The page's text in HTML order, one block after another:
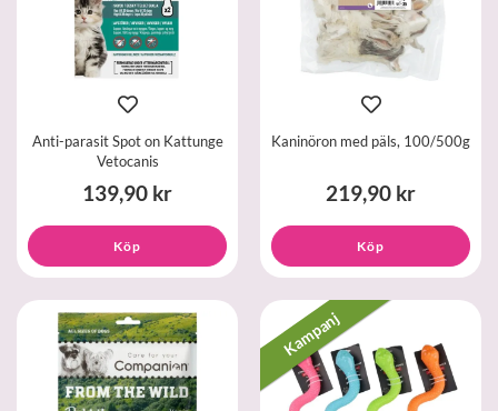
Anti-parasit Spot on Kattunge
Vetocanis
139,90 kr
Köp
Kaninöron med päls, 100/500g
219,90 kr
Köp
Kampanj